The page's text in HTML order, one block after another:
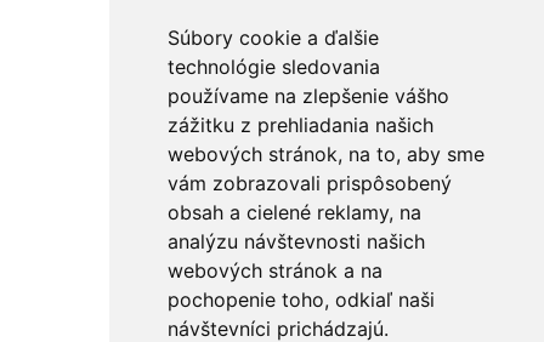
Súbory cookie a ďalšie
technológie sledovania
používame na zlepšenie vášho
zážitku z prehliadania našich
webových stránok, na to, aby sme
vám zobrazovali prispôsobený
obsah a cielené reklamy, na
analýzu návštevnosti našich
webových stránok a na
pochopenie toho, odkiaľ naši
návštevníci prichádzajú.